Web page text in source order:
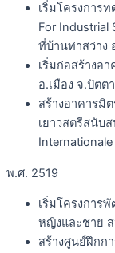
เริ่มโครงการ
For Industrial
ที่บ้านท่าสว่าง
เริ่มก่อสร้างอ
อ.เมือง จ.ปัตต
สร้างอาคารมิ
เยาวสตรีสนับ
พ.ศ. 2519
เริ่มโครงการ
หญิงและชาย
สร้างศูนย์ฝึกก